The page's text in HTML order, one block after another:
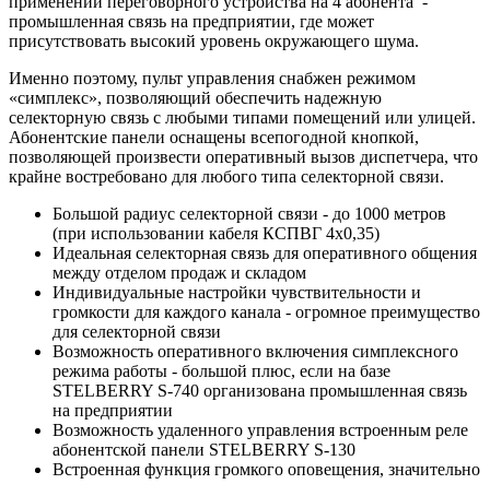
промышленная связь на предприятии, где может
присутствовать высокий уровень окружающего шума.
Именно поэтому, пульт управления снабжен режимом
«симплекс», позволяющий обеспечить надежную
селекторную связь с любыми типами помещений или улицей.
Абонентские панели оснащены всепогодной кнопкой,
позволяющей произвести оперативный вызов диспетчера, что
крайне востребовано для любого типа селекторной связи.
Большой радиус селекторной связи - до 1000 метров
(при использовании кабеля КСПВГ 4х0,35)
Идеальная селекторная связь для оперативного общения
между отделом продаж и складом
Индивидуальные настройки чувствительности и
громкости для каждого канала - огромное преимущество
для селекторной связи
Возможность оперативного включения симплексного
режима работы - большой плюс, если на базе
STELBERRY S-740 организована промышленная связь
на предприятии
Возможность удаленного управления встроенным реле
абонентской панели STELBERRY S-130
Встроенная функция громкого оповещения, значительно